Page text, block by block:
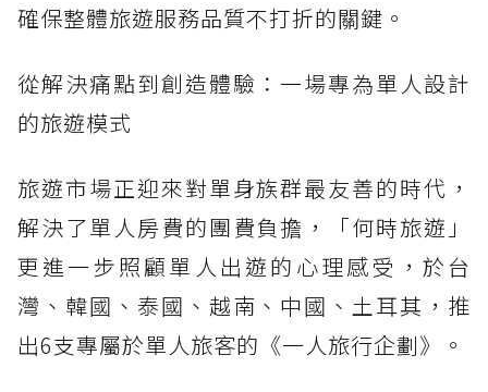
確保整體旅遊服務品質不打折的關鍵。
從解決痛點到創造體驗：一場專為單人設計
的旅遊模式
旅遊市場正迎來對單身族群最友善的時代，
解決了單人房費的團費負擔，「何時旅遊」
更進一步照顧單人出遊的心理感受，於台
灣、韓國、泰國、越南、中國、土耳其，推
出6支專屬於單人旅客的《一人旅行企劃》。